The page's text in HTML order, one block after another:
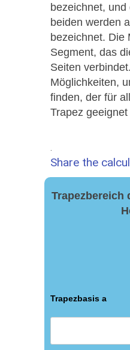
bezeichnet, und
beiden werden
bezeichnet. Die
Segment, das
Seiten
Möglichkeiten,
finden, der für
Trapez geeignet
Share the
Trapezbereich
Trapezbasis a